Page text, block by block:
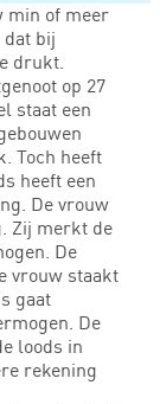
min of meer
bij
drukt.
op 27
staat een
Toch heeft
heeft een
De vrouw
Zij merkt de
De
vrouw staakt
gaat
De
loods in
rekening